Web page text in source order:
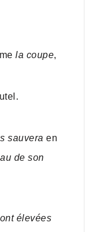
la coupe,
sauvera en
de son
élevées